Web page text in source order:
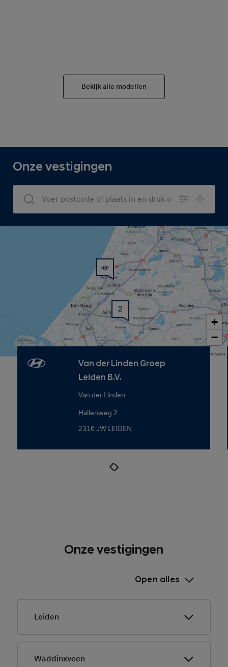
Bekijk alle modellen
2
+
−
Map data © OpenStreetMap contributors
Onze vestigingen
Dealers Search
Van der Linden Groep
Leiden B.V.
Van der Linden
Hallenweg 2
2316 JW LEIDEN
Onze vestigingen
Open alles
Leiden
Waddinxveen